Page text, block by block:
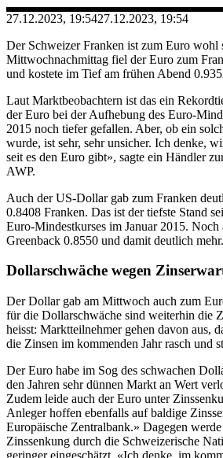
27.12.2023, 19:5427.12.2023, 19:54
Der Schweizer Franken ist zum Euro wohl
Mittwochnachmittag fiel der Euro zum
und kostete im Tief am frühen Abend
Laut Marktbeobachtern ist das ein
der Euro bei der Aufhebung des Euro-
2015 noch tiefer gefallen. Aber, ob ein
wurde, ist sehr, sehr unsicher. Ich denke,
seit es den Euro gibt», sagte ein Händler
AWP.
Auch der US-Dollar gab zum Franken
0.8408 Franken. Das ist der tiefste Stand
Euro-Mindestkurses im Januar 2015. Noch
Greenback 0.8550 und damit deutlich mehr.
Dollarschwäche wegen
Der Dollar gab am Mittwoch auch zum
für die Dollarschwäche sind weiterhin die
heisst: Marktteilnehmer gehen davon aus,
die Zinsen im kommenden Jahr rasch und
Der Euro habe im Sog des schwachen
den Jahren sehr dünnen Markt an Wert
Zudem leide auch der Euro unter
Anleger hoffen ebenfalls auf baldige
Europäische Zentralbank.» Dagegen
Zinssenkung durch die Schweizerische
geringer eingeschätzt. «Ich denke, im